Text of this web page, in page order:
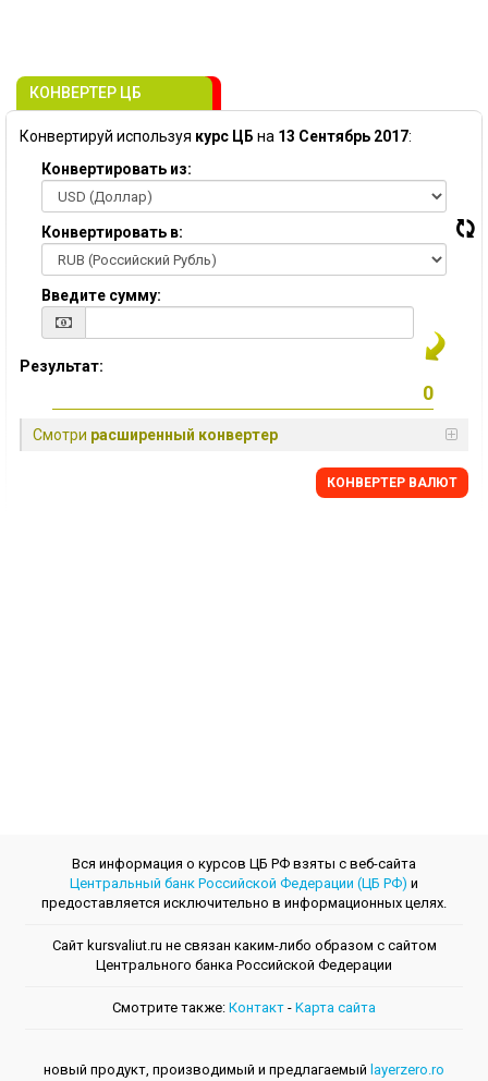
КОНВЕРТЕР ЦБ
Конвертируй используя курс ЦБ на 13 Сентябрь 2017:
Конвертировать из:
Конвертировать в:
Введите сумму:
Результат:
Смотри расширенный конвертер
КОНВЕРТЕР ВАЛЮТ
Вся информация о курсов ЦБ РФ взяты с веб-сайта
Центральный банк Российской Федерации (ЦБ РФ) и
предоставляется исключительно в информационных целях.
Сайт kursvaliut.ru не связан каким-либо образом с сайтом
Центрального банкa Российской Федерации
Смотрите также: Контакт - Kарта сайта
новый продукт, производимый и предлагаемый layerzero.ro